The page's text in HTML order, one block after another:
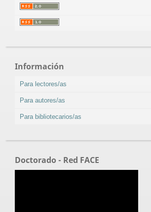
Información
Para lectores/as
Para autores/as
Para bibliotecarios/as
Doctorado - Red FACE